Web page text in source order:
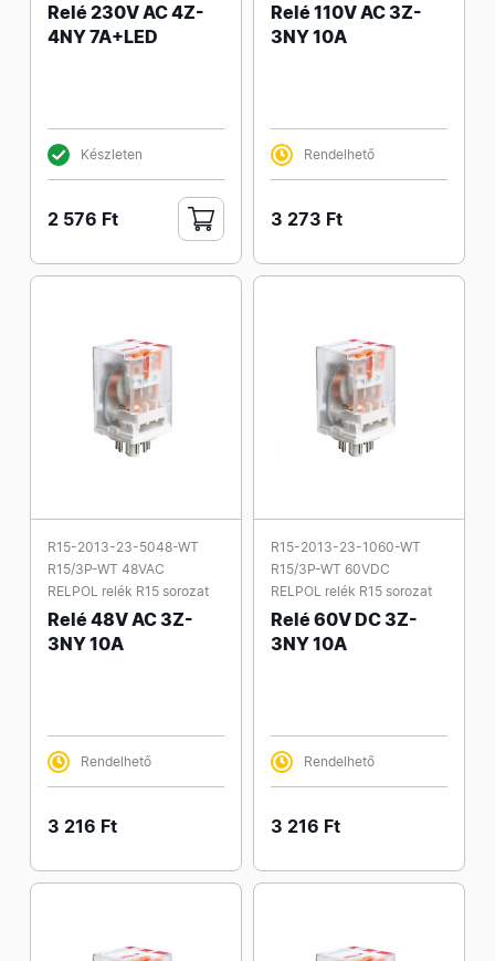
Relé 230V AC 4Z-
4NY 7A+LED
Készleten
2 576 Ft
Relé 110V AC 3Z-
3NY 10A
Rendelhető
3 273 Ft
R15-2013-23-5048-WT
R15/3P-WT 48VAC
RELPOL relék R15 sorozat
Relé 48V AC 3Z-
3NY 10A
Rendelhető
3 216 Ft
R15-2013-23-1060-WT
R15/3P-WT 60VDC
RELPOL relék R15 sorozat
Relé 60V DC 3Z-
3NY 10A
Rendelhető
3 216 Ft